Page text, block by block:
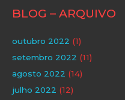
BLOG – ARQUIVO
outubro 2022 (1)
setembro 2022 (11)
agosto 2022 (14)
julho 2022 (12)